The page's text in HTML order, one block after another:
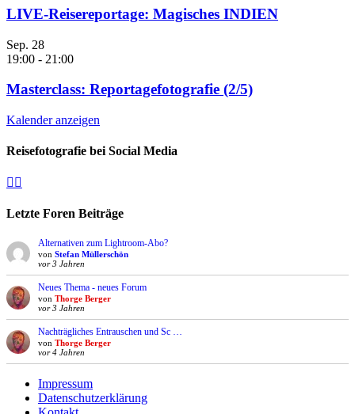
LIVE-Reisereportage: Magisches INDIEN
Sep. 28
19:00 - 21:00
Masterclass: Reportagefotografie (2/5)
Kalender anzeigen
Reisefotografie bei Social Media
Facebook
Letzte Foren Beiträge
Alternativen zum Lightroom-Abo?
von Stefan Müllerschön
vor 3 Jahren
Neues Thema - neues Forum
von Thorge Berger
vor 3 Jahren
Nachträgliches Entrauschen und Sc …
von Thorge Berger
vor 4 Jahren
Impressum
Datenschutzerklärung